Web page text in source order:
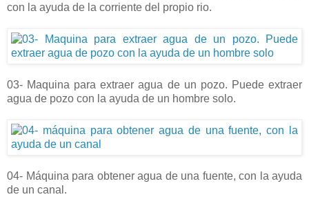
con la ayuda de la corriente del propio rio.
03- Maquina para extraer agua de un pozo. Puede extraer
agua de pozo con la ayuda de un hombre solo.
04- Máquina para obtener agua de una fuente, con la ayuda
de un canal.